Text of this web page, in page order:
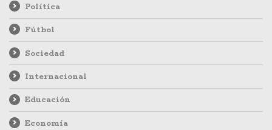
Política
Fútbol
Sociedad
Internacional
Educación
Economía